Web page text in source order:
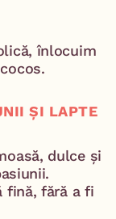
înlocuim
ȘI LAPTE
dulce și
fină, fără a fi